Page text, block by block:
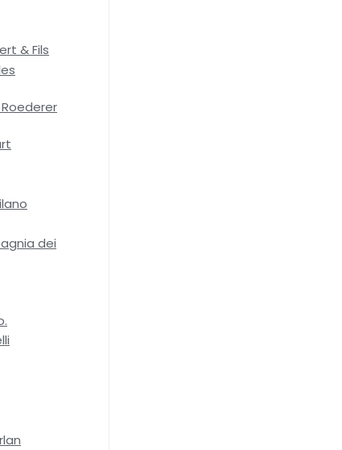
& Fils
dei